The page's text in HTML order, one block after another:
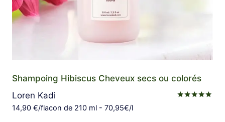
Shampoing Hibiscus Cheveux secs ou colorés
Loren Kadi
14,90 €/flacon de 210 ml - 70,95€/l